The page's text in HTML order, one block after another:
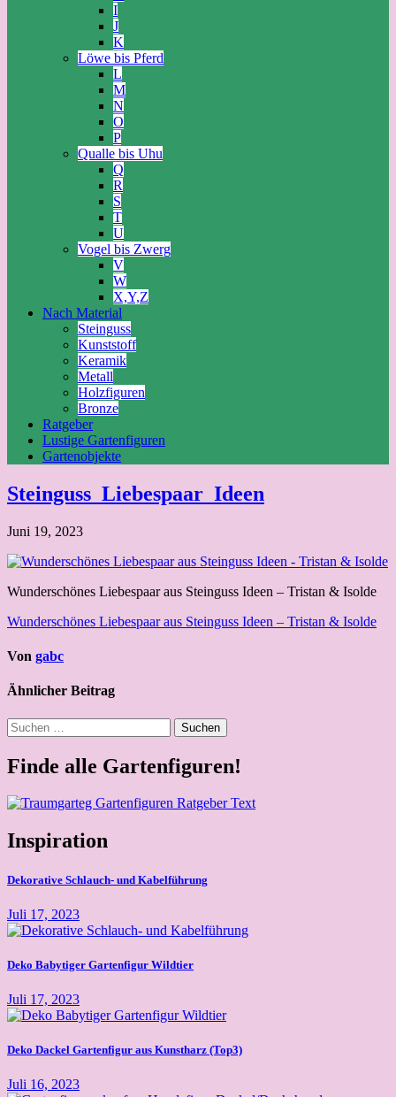
I
J
K
Löwe bis Pferd
L
M
N
O
P
Qualle bis Uhu
Q
R
S
T
U
Vogel bis Zwerg
V
W
X,Y,Z
Nach Material
Steinguss
Kunststoff
Keramik
Metall
Holzfiguren
Bronze
Ratgeber
Lustige Gartenfiguren
Gartenobjekte
Steinguss_Liebespaar_Ideen
Juni 19, 2023
Wunderschönes Liebespaar aus Steinguss Ideen – Tristan & Isolde
Beitragsnavigation
Wunderschönes Liebespaar aus Steinguss Ideen – Tristan & Isolde
Von gabc
Ähnlicher Beitrag
Suchen
nach:
Finde alle Gartenfiguren!
Inspiration
Dekorative Schlauch- und Kabelführung
Juli 17, 2023
Deko Babytiger Gartenfigur Wildtier
Juli 17, 2023
Deko Dackel Gartenfigur aus Kunstharz (Top3)
Juli 16, 2023